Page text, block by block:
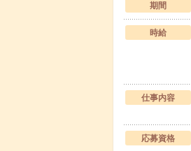
期間
時給
仕事内容
応募資格